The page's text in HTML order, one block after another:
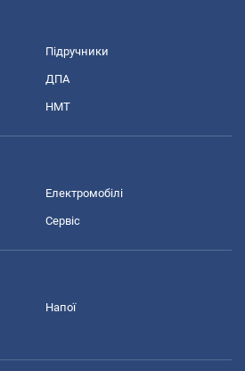
Підручники
ДПА
НМТ
Електромобілі
Сервіс
Напої